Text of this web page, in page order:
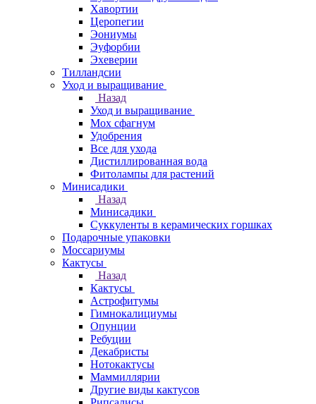
Хавортии
Церопегии
Эониумы
Эуфорбии
Эхеверии
Тилландсии
Уход и выращивание
Назад
Уход и выращивание
Мох сфагнум
Удобрения
Все для ухода
Дистиллированная вода
Фитолампы для растений
Минисадики
Назад
Минисадики
Суккуленты в керамических горшках
Подарочные упаковки
Моссариумы
Кактусы
Назад
Кактусы
Астрофитумы
Гимнокалициумы
Опунции
Ребуции
Декабристы
Нотокактусы
Маммиллярии
Другие виды кактусов